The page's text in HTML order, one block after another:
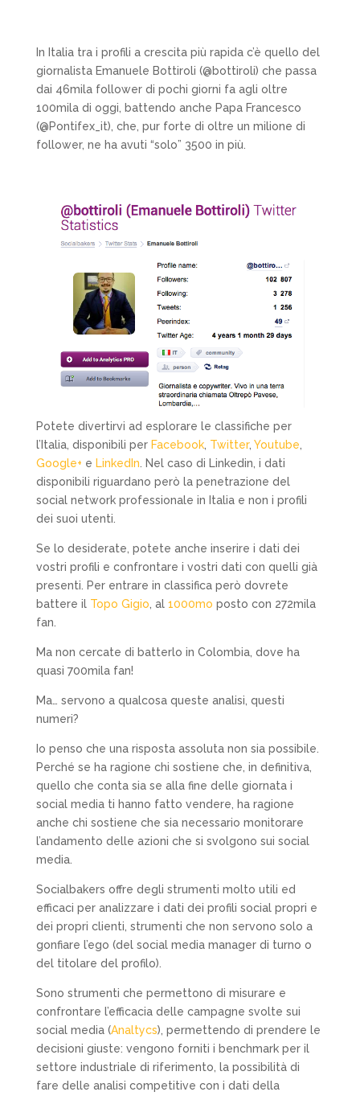
In Italia tra i profili a crescita più rapida c’è quello del
giornalista Emanuele Bottiroli (@bottiroli) che passa
dai 46mila follower di pochi giorni fa agli oltre
100mila di oggi, battendo anche Papa Francesco
(@Pontifex_it), che, pur forte di oltre un milione di
follower, ne ha avuti “solo” 3500 in più.
Potete divertirvi ad esplorare le classifiche per
l’Italia, disponibili per Facebook, Twitter, Youtube
Google+ e LinkedIn . Nel caso di Linkedin, i dati
disponibili riguardano però la penetrazione del
social network professionale in Italia e non i profili
dei suoi utenti.
Se lo desiderate, potete anche inserire i dati dei
vostri profili e confrontare i vostri dati con quelli già
presenti. Per entrare in classifica però dovrete
battere il Topo Gigio , al 1000mo posto con 272mila
fan.
Ma non cercate di batterlo in Colombia, dove ha
quasi 700mila fan!
Ma… servono a qualcosa queste analisi, questi
numeri?
Io penso che una risposta assoluta non sia possibile.
Perché se ha ragione chi sostiene che, in definitiva,
quello che conta sia se alla fine delle giornata i
social media ti hanno fatto vendere, ha ragione
anche chi sostiene che sia necessario monitorare
l’andamento delle azioni che si svolgono sui social
media.
Socialbakers offre degli strumenti molto utili ed
efficaci per analizzare i dati dei profili social propri e
dei propri clienti, strumenti che non servono solo a
gonfiare l’ego (del social media manager di turno o
del titolare del profilo).
Sono strumenti che permettono di misurare e
confrontare l’efficacia delle campagne svolte sui
social media (Analtycs), permettendo di prendere le
decisioni giuste: vengono forniti i benchmark per il
settore industriale di riferimento, la possibilità di
fare delle analisi competitive con i dati della